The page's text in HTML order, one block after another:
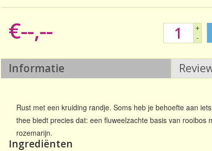
€--,--
+
-
Informatie
Rust met een kruiding randje. Soms heb je behoefte aan
thee biedt precies dat: een fluweelzachte basis van rooibos
rozemarijn.
Ingrediënten